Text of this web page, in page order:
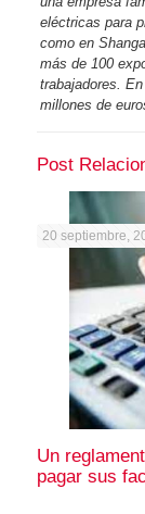
eléctricas para
como en
más de 100
trabajadores.
millones de
Post
20 septiembre,
Un
pagar sus